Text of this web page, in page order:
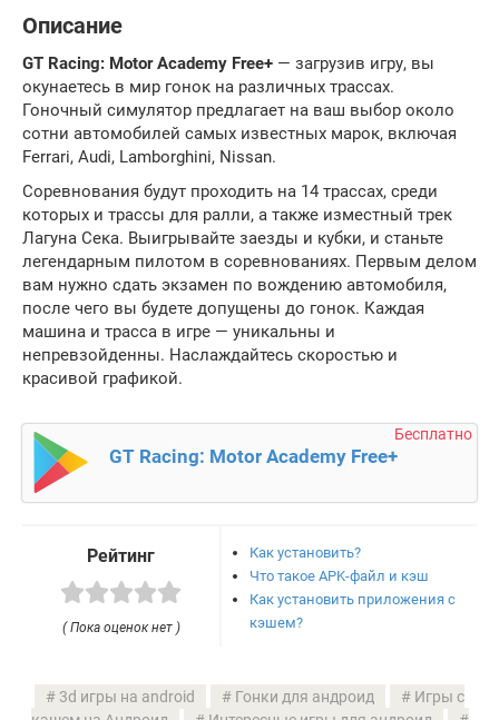
Описание
GT Racing: Motor Academy Free+ — загрузив игру, вы
окунаетесь в мир гонок на различных трассах.
Гоночный симулятор предлагает на ваш выбор около
сотни автомобилей самых известных марок, включая
Ferrari, Audi, Lamborghini, Nissan.
Соревнования будут проходить на 14 трассах, среди
которых и трассы для ралли, а также изместный трек
Лагуна Сека. Выигрывайте заезды и кубки, и станьте
легендарным пилотом в соревнованиях. Первым делом
вам нужно сдать экзамен по вождению автомобиля,
после чего вы будете допущены до гонок. Каждая
машина и трасса в игре — уникальны и
непревзойденны. Наслаждайтесь скоростью и
красивой графикой.
Бесплатно
GT Racing: Motor Academy Free+
Рейтинг
( Пока оценок нет )
Как установить?
Что такое APK-файл и кэш
Как установить приложения с
кэшем?
3d игры на android Гонки для андроид
Игры с